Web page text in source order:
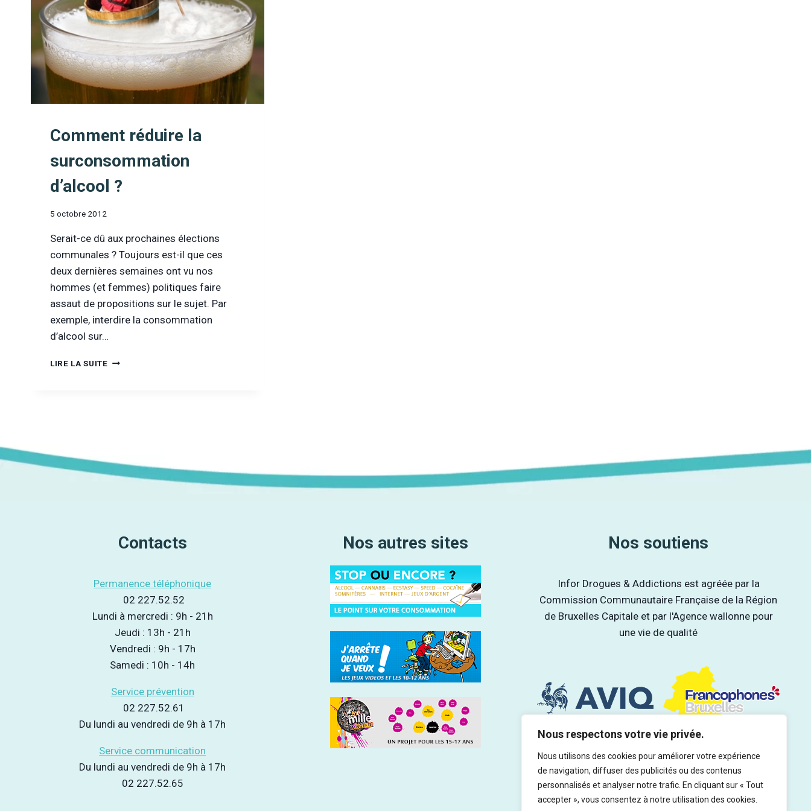
Nous respectons votre vie privée.
Nous utilisons des cookies pour améliorer votre expérience
de navigation, diffuser des publicités ou des contenus
personnalisés et analyser notre trafic. En cliquant sur « Tout
accepter », vous consentez à notre utilisation des cookies.
Comment réduire la
surconsommation
d’alcool ?
5 octobre 2012
Serait-ce dû aux prochaines élections
communales ? Toujours est-il que ces
deux dernières semaines ont vu nos
hommes (et femmes) politiques faire
assaut de propositions sur le sujet. Par
exemple, interdire la consommation
d’alcool sur…
LIRE LA SUITECOMMENT
Contacts
Permanence téléphonique
02 227.52.52
Lundi à mercredi : 9h - 21h
Jeudi : 13h - 21h
Vendredi : 9h - 17h
Samedi : 10h - 14h
Service prévention
02 227.52.61
Du lundi au vendredi de 9h à 17h
Service communication
Du lundi au vendredi de 9h à 17h
02 227.52.65
Nos autres sites Nos soutiens
Infor Drogues & Addictions est agréée par la
Commission Communautaire Française de la Région
de Bruxelles Capitale et par l'Agence wallonne pour
une vie de qualité